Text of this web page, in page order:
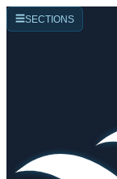
☰SECTIONS